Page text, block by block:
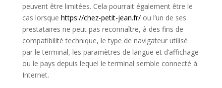
peuvent être limitées. Cela pourrait également être le
cas lorsque https://chez-petit-jean.fr/ou l’un de ses
prestataires ne peut pas reconnaître, à des fins de
compatibilité technique, le type de navigateur utilisé
par le terminal, les paramètres de langue et d’affichage
ou le pays depuis lequel le terminal semble connecté à
Internet.